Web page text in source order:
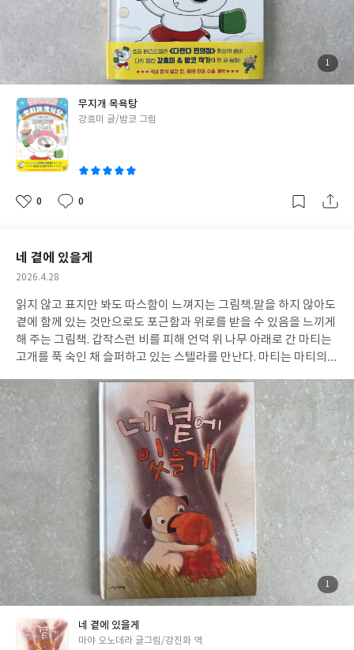
끈이 연결된 듯 끈끈한 관계가 사람 뿐만 아니라 사람과 동물 사이에
서도 존재할 수 있음에 대한 생각을 하게 해 주었던 책이었다.
첨
부
사
1
무지개 목욕탕
글
강효미 글/밤코 그림
좋
0
댓
0
작
네 곁에 있을게
작
일
2026.4.28
읽지 않고 표지만 봐도 따스함이 느껴지는 그림책.말을 하지 않아도
곁에 함께 있는 것만으로도 포근함과 위로를 받을 수 있음을 느끼게
해 주는 그림책. 갑작스런 비를 피해 언덕 위 나무 아래로 간 마티는
고개를 푹 숙인 채 슬퍼하고 있는 스텔라를 만난다. 마티는 마티의
않는다. 실망할 수도 있는 상황에서 마티는 스텔라의 어깨에 팔을 두
르고, 스텔라는 그런 마티에게 아무말도 하지 않고 꼬옥 껴안으며
비가 그치고 무지개가 뜰 때까지 서로의 온기를 나눈다. 난 스텔라와
마티에게 내린 비가 슬픔이란 생각을 했다. 그 슬픔을 누군가가 말과
행동으로 위로하는 것보다 더 큰 힘을 가진 것이 곁에서 아무말없이
기다려주는 것임을 이 그림책은 포근하고 담담하게 표현하고 있다.
엄마인 난 이 그림책을 읽고 마음이 아팠다. 내 아이에게 필요한 것
이 포근히 안아주고 기다려주는 것임을 알면서도 그것을 하지 못하
고 있음을 느꼈기 때문이다. 누구나 슬픔, 아픔, 상실, 실패 등을 경
험할 수 있다. 그 때 가장 필요한 것이 ‘네 곁에 있을게’라는 누군가의
마음일 것이다. 거창한 이야기는 아니지만, 커다란 울림을 선물하는
그림책을 아이들과 꼭 읽어보길 추천한다. #서평단 #네곁에있을게
#네곁에있을게_마야오노데라 #그린애플 #그림책추천
첨
부
사
1
네 곁에 있을게
글
마야 오노데라 글그림/강진화 역